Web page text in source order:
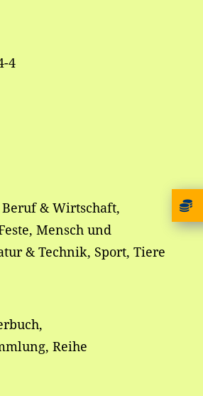
4
& Wirtschaft,
Mensch und
& Technik, Sport, Tiere
Reihe